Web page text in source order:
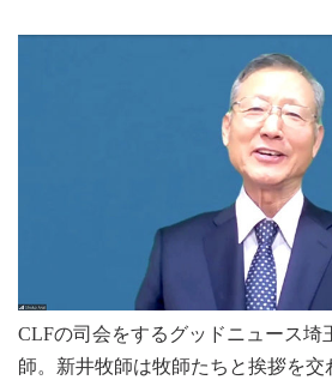
CLFの司会をするグッドニュース埼
師。新井牧師は牧師たちと挨拶を交